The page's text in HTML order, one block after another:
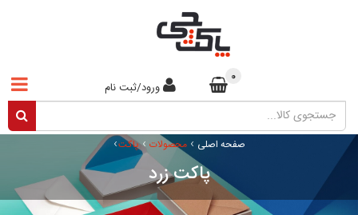
ورود/ثبت نام
0
صفحه اصلی › محصولات › پاکت›
پاکت زرد